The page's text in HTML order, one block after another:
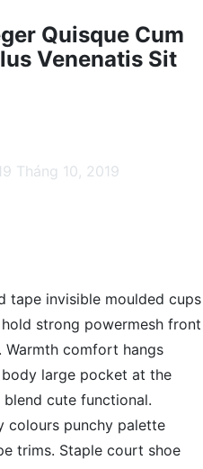
Quisque Cum
Venenatis Sit
Tháng 10, 2019
tape invisible moulded cups
strong powermesh front
comfort hangs
large pocket at the
cute functional.
colours punchy palette
trims. Staple court shoe